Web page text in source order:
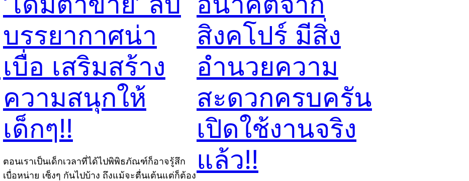
บรรยากาศน่า
เบื่อ เสริมสร้าง
ความสนุกให้
เด็กๆ!!
ตอนเราเป็นเด็กเวลาที่ได้ไปพิพิธภัณฑ์ก็อาจรู้สึก
เบื่อหน่าย เซ็งๆ กันไปบ้าง ถึงแม้จะตื่นเต้นแต่ก็ต้อง
สิงคโปร์ มีสิ่ง
อำนวยความ
สะดวกครบครัน
เปิดใช้งานจริง
แล้ว!!